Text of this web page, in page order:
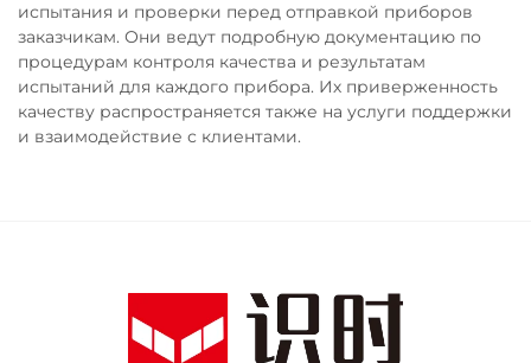
испытания и проверки перед отправкой приборов
заказчикам. Они ведут подробную документацию по
процедурам контроля качества и результатам
испытаний для каждого прибора. Их приверженность
качеству распространяется также на услуги поддержки
и взаимодействие с клиентами.